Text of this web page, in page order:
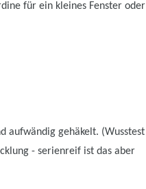
für ein kleines Fenster oder
aufwändig gehäkelt. (Wusstest
- serienreif ist das aber